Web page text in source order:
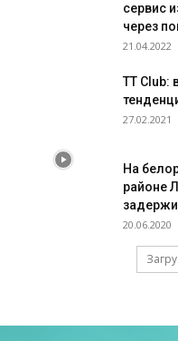
сервис
через
21.04.2022
TT Club:
27.02.2021
На
районе
20.06.2020